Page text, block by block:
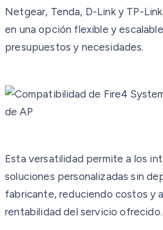
Netgear, Tenda, D-Link y TP-
en una opción flexible y
presupuestos y necesidades.
Esta versatilidad permite a los
soluciones personalizadas sin
fabricante, reduciendo costos y
rentabilidad del servicio ofrecido.